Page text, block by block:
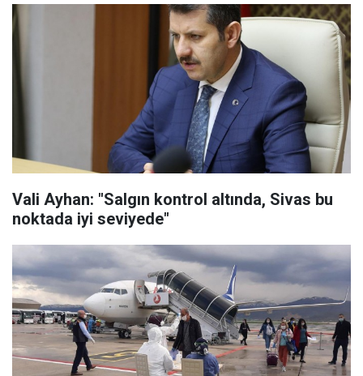
Vali Ayhan: "Salgın kontrol altında, Sivas bu
noktada iyi seviyede"